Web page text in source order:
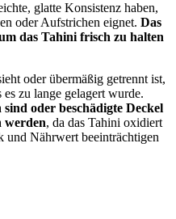
glatte Konsistenz haben,
oder Aufstrichen eignet. Das
das Tahini frisch zu halten
oder übermäßig getrennt ist,
zu lange gelagert wurde.
sind oder beschädigte Deckel
werden, da das Tahini oxidiert
und Nährwert beeinträchtigen